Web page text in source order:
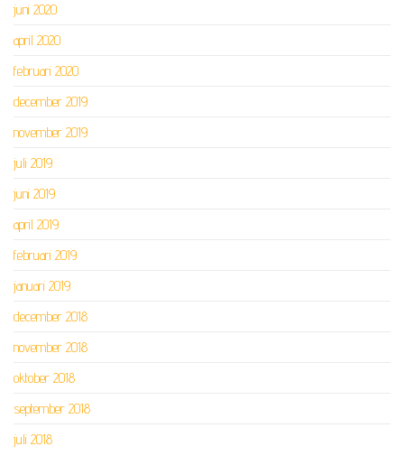
juni 2020
april 2020
februari 2020
december 2019
november 2019
juli 2019
juni 2019
april 2019
februari 2019
januari 2019
december 2018
november 2018
oktober 2018
september 2018
juli 2018